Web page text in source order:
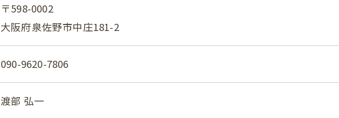
〒598-0002
大阪府泉佐野市中庄181-2
090-9620-7806
渡部 弘一